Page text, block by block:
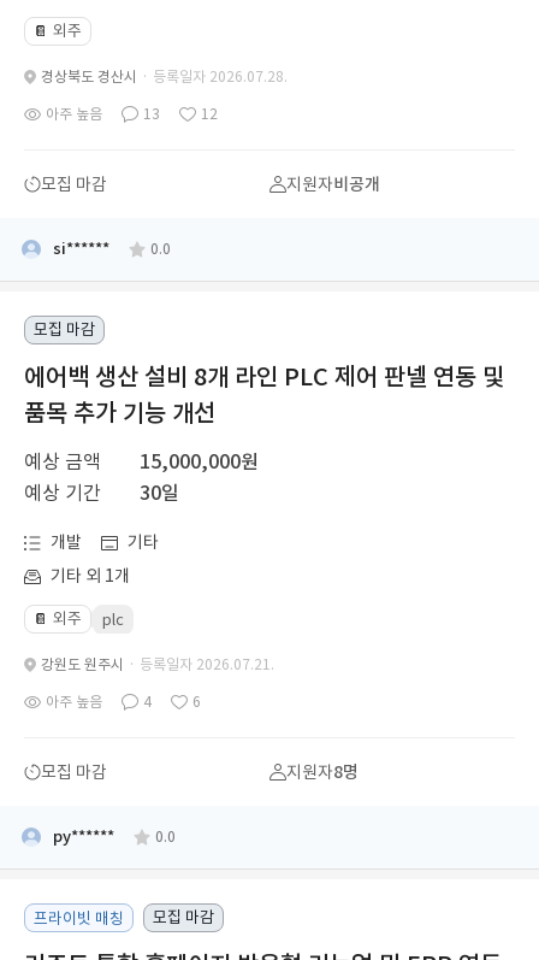
📔 외주
경상북도 경산시 · 등록일자 2026.07.28.
아주 높음 13 12
모집 마감 지원자비공개
si****** 0.0
모집 마감
에어백 생산 설비 8개 라인 PLC 제어 판넬 연동 및
품목 추가 기능 개선
예상 금액
15,000,000원
예상 기간
30일
개발
기타
기타 외 1개
📔 외주 plc
강원도 원주시 · 등록일자 2026.07.21.
아주 높음 4 6
모집 마감 지원자8명
py****** 0.0
프라이빗 매칭 모집 마감